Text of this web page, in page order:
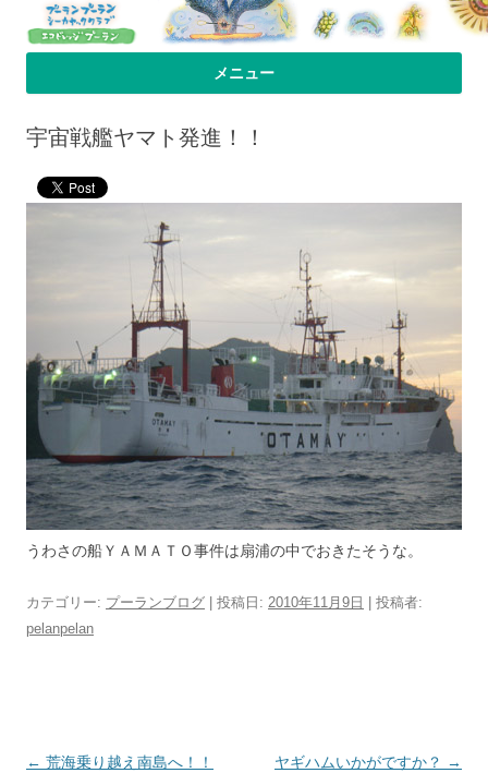
プーラン・プーラン｜小笠原父島 シ
ーカヤック 宿
小笠原父島のシーカヤックスクール＆ツアー「プーランプーランシーカ
ヤッククラブ」、森のコテージのお宿の「プーランビレッジ」のHPへよ
メニュー
宇宙戦艦ヤマト発進！！
うわさの船ＹＡＭＡＴＯ事件は扇浦の中でおきたそうな。
カテゴリー: プーランブログ | 投稿日: 2010年11月9日
投稿者:
pelanpelan
投稿ナビゲーション
← 荒海乗り越え南島へ！！ ヤギハムいかがですか？ →